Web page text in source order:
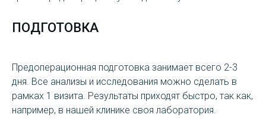
ПОДГОТОВКА
Предоперационная подготовка занимает всего 2-3
дня. Все анализы и исследования можно сделать в
рамках 1 визита. Результаты приходят быстро, так как,
например, в нашей клинике своя лаборатория.